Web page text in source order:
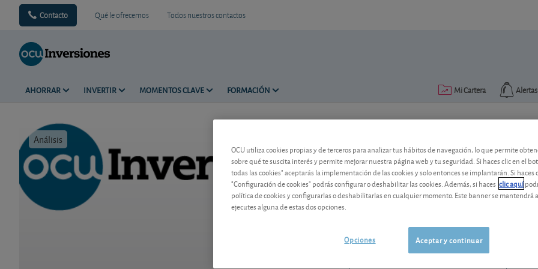
Contacto Qué le ofrecemos Todos nuestros contactos
AHORRAR INVERTIR MOMENTOS CLAVE FORMACIÓN Alertas
Mi Cartera
Análisis
Telefónica: el centro de
El operador de telecomunicaciones
sin grandes novedades. ¿Y de cara al
OCU utiliza cookies propias y de terceros para analizar tus hábitos de navegación, lo que permite
sobre qué te suscita interés y permite mejorar nuestra página web y tu seguridad. Si haces clic en el
todas las cookies" aceptarás la implementación de las cookies y solo entonces se implantarán. Si haces
"Configuración de cookies" podrás configurar o deshabilitar las cookies. Además, si haces clic aquí
política de cookies y configurarlas o deshabilitarlas en cualquier momento. Este banner se mantendrá
ejecutes alguna de estas dos opciones.
Aceptar y continuar
Opciones